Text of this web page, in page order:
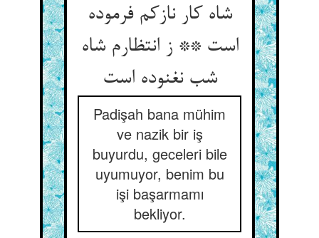
شاه کار نازکم فرموده
است ** ز انتظارم شاه
شب نغنوده است
Padişah bana mühim
ve nazik bir iş
buyurdu, geceleri bile
uyumuyor, benim bu
işi başarmamı
bekliyor.